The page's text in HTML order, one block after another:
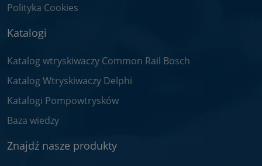
Polityka Cookies
Katalogi
Katalog wtryskiwaczy Common Rail Bosch
Katalog Wtryskiwaczy Delphi
Katalogi Pompowtrysków
Baza wiedzy
Znajdź nasze produkty